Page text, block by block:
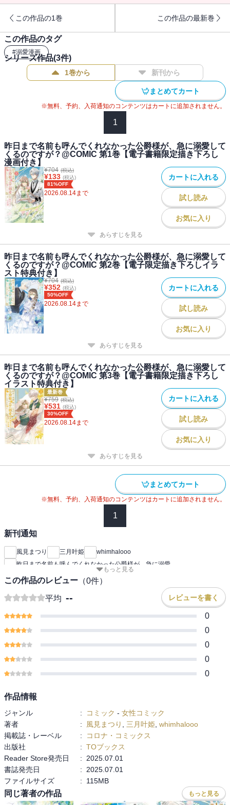
“冷血公爵”と呼ばれていた日々から一変、妻のマリエーヌを溺愛する
ようになったアレクシア公爵。
あまりの変貌ぶりに誰もが疑問を抱く中、公爵はその理由となった
出来事――絶望に打ちひしがれながら死んでいった、前世とも呼べ
悲惨な記憶の中で、地位も名誉も自由も全てを失った公爵に手を差
し伸べたのは、存在すら忘れかけていた妻・マリエーヌであった。
彼女の純粋な献身と温かな笑顔が、凍り付いた公爵の心を徐々に溶
「生きる価値のない人間なんていないわ」
「僕は生きたい、君と共に」
少しずつ心を通わせていくふたりだったが、公爵の胸には、マリエ
ーヌを蔑ろにしていた過去が大きな後悔となって押し寄せる。
さらに、公爵の弟・レイモンドの来訪によって、事態は思わぬ方向
に向かっていき・・・・・・。
この作品の1巻 この作品の最新巻
この作品のタグ
#溺愛漫画
シリーズ作品(3件)
1巻から 新刊から
まとめてカート
※無料、予約、入荷通知のコンテンツはカートに追加されません。
1
昨日まで名前も呼んでくれなかった公爵様が、急に溺愛して
くるのですが？@COMIC 第1巻【電子書籍限定描き下ろし
漫画付き】
¥704 (税込)
¥133 (税込)
81%OFF
2026.08.14まで
カートに入れる
試し読み
お気に入り
あらすじを見る
昨日まで名前も呼んでくれなかった公爵様が、急に溺愛して
くるのですが？@COMIC 第2巻【電子限定描き下ろしイラ
スト特典付き】
¥704 (税込)
¥352 (税込)
50%OFF
2026.08.14まで
カートに入れる
試し読み
お気に入り
あらすじを見る
昨日まで名前も呼んでくれなかった公爵様が、急に溺愛して
くるのですが？@COMIC 第3巻【電子書籍限定描き下ろし
イラスト特典付き】
最新巻
¥759 (税込)
¥531 (税込)
30%OFF
2026.08.14まで
カートに入れる
試し読み
お気に入り
あらすじを見る
まとめてカート
※無料、予約、入荷通知のコンテンツはカートに追加されません。
1
新刊通知
風見まつり 三月叶姫
whimhalooo
昨日まで名前も呼んでくれなかった公爵様が、急に溺愛
もっと見る
この作品のレビュー （0件）
平均 -- レビューを書く
0
0
0
0
0
作品情報
ジャンル : コミック - 女性コミック
著者
: 風見まつり 三月叶姫 whimhalooo
掲載誌・レーベル
:
コロナ・コミックス
出版社
: TOブックス
Reader Store発売日
:
2025.07.01
書誌発売日
:
2025.07.01
ファイルサイズ
: 115MB
同じ著者の作品 もっと見る